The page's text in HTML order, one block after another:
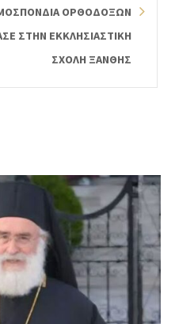
ΟΡΘΟΔΟΞΩΝ
ΣΤΗΝ ΕΚΚΛΗΣΙΑΣΤΙΚΗ
ΣΧΟΛΗ ΞΑΝΘΗΣ